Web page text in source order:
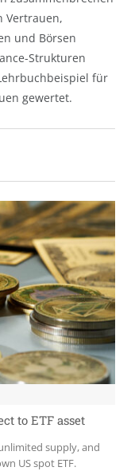
Vertrauen,
und Börsen
Strukturen
für
gewertet.
to ETF asset
supply, and
US spot ETF.